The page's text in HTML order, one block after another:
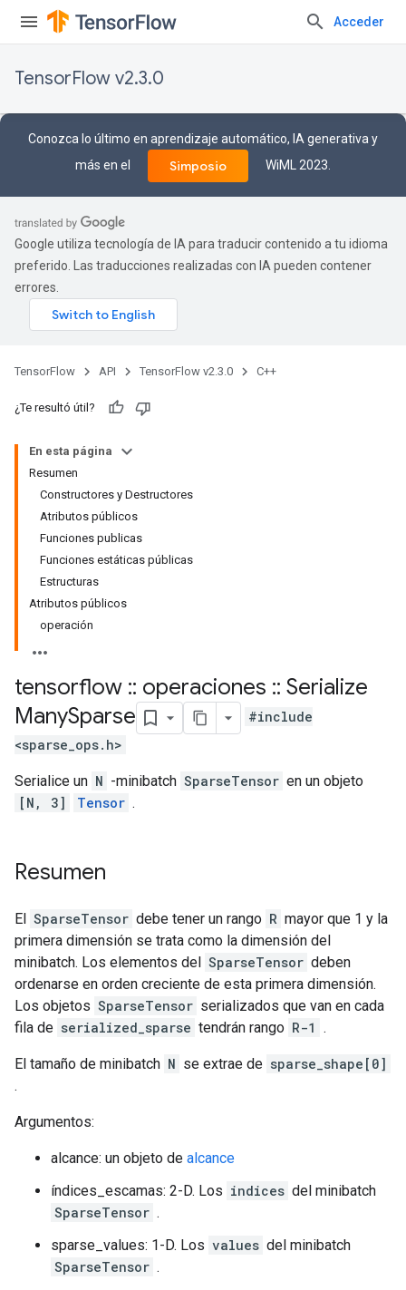
Acceder
TensorFlow v2.3.0
Conozca lo último en aprendizaje automático, IA generativa y
más en el
Simposio WiML 2023.
Google utiliza tecnología de IA para traducir contenido a tu idioma
preferido. Las traducciones realizadas con IA pueden contener
errores.
TensorFlow API TensorFlow v2.3.0 C++
¿Te resultó útil?
En esta página
Resumen
Constructores y Destructores
Atributos públicos
Funciones publicas
Funciones estáticas públicas
Estructuras
Atributos públicos
operación
tensorflow :: operaciones :: Serialize
ManySparse
#include
<sparse_ops.h>
Serialice un N -minibatch SparseTensor en un objeto
[N, 3]
Tensor .
Resumen
El SparseTensor debe tener un rango R mayor que 1 y la
primera dimensión se trata como la dimensión del
minibatch. Los elementos del SparseTensor deben
ordenarse en orden creciente de esta primera dimensión.
Los objetos SparseTensor serializados que van en cada
fila de serialized_sparse tendrán rango R-1 .
El tamaño de minibatch N se extrae de sparse_shape[0]
.
Argumentos:
alcance: un objeto de alcance
índices_escamas: 2-D. Los indices del minibatch
SparseTensor .
sparse_values: 1-D. Los values del minibatch
SparseTensor .